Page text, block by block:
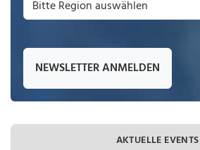
NEWSLETTER ANMELDEN
AKTUELLE EVENTS